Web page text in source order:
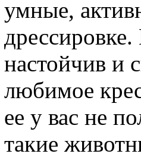
умные,
настойчив и
любимое
ее у вас не
такие